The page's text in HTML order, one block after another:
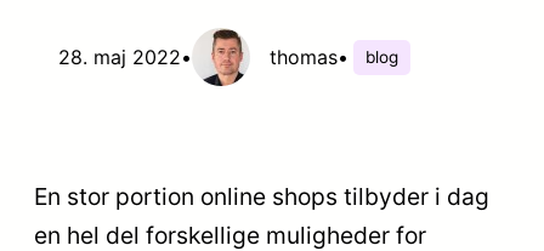
28. maj 2022• thomas• blog
En stor portion online shops tilbyder i dag
en hel del forskellige muligheder for